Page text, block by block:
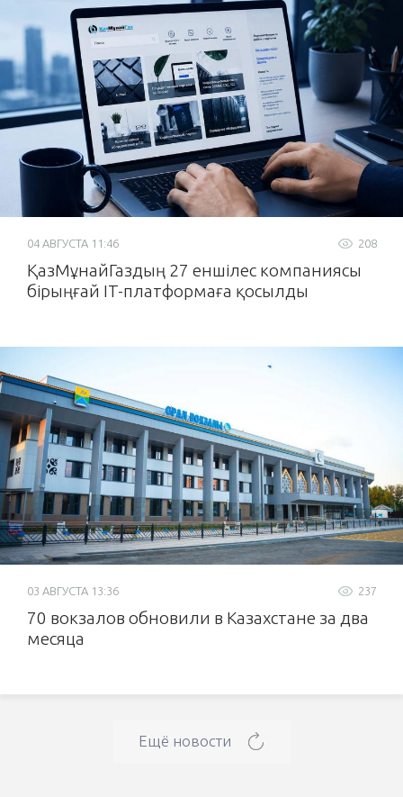
208
04 АВГУСТА 11:46
ҚазМұнайГаздың 27 еншілес компаниясы
бірыңғай IT-платформаға қосылды
237
03 АВГУСТА 13:36
70 вокзалов обновили в Казахстане за два
месяца
Ещё новости